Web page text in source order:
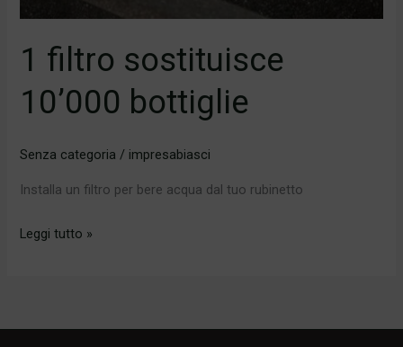
1 filtro sostituisce
10’000 bottiglie
Senza categoria / impresabiasci
Installa un filtro per bere acqua dal tuo rubinetto
1
bottiglie
Leggi tutto »